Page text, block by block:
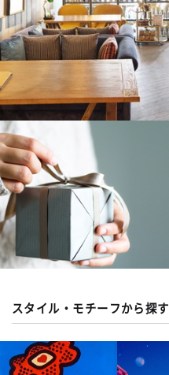
スタイル・モチーフから探す